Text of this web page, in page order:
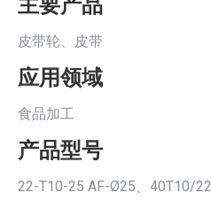
主要产品
皮带轮、皮带
应用领域
食品加工
产品型号
22-T10-25 AF-Ø25、40T10/